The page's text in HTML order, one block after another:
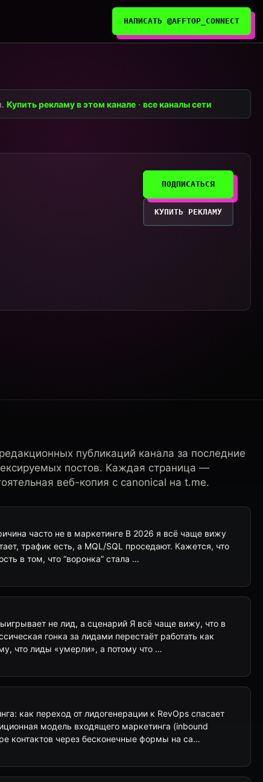
НАПИСАТЬ @AFFTOP_CONNECT
Купить рекламу в этом канале ·все каналы сети
ПОДПИСАТЬСЯ
КУПИТЬ РЕКЛАМУ
публикаций канала за последние
постов. Каждая страница —
веб-копия с canonical на t.me.
часто не в маркетинге В 2026 я всё чаще вижу
трафик есть, а MQL/SQL проседают. Кажется, что
в том, что “воронка” стала …
не лид, а сценарий Я всё чаще вижу, что в
гонка за лидами перестаёт работать как
что лиды «умерли», а потому что …
как переход от лидогенерации к RevOps спасает
модель входящего маркетинга (inbound
контактов через бесконечные формы на са…